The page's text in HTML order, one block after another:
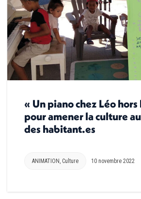
« Un piano chez Léo hors
pour amener la culture
des habitant.es
ANIMATION Culture 10 novembre 2022